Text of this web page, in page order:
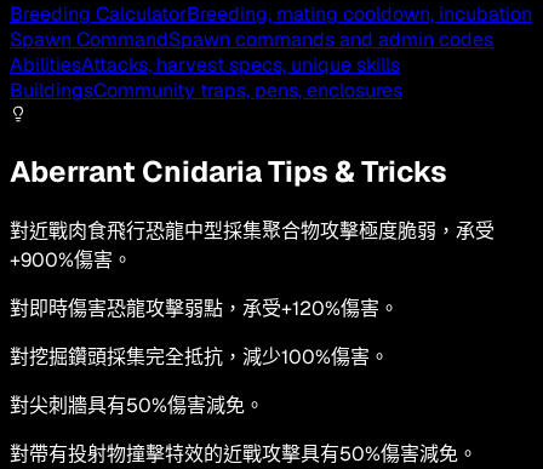
Breeding CalculatorBreeding, mating cooldown, incubation
Spawn CommandSpawn commands and admin codes
AbilitiesAttacks, harvest specs, unique skills
BuildingsCommunity traps, pens, enclosures
Aberrant Cnidaria Tips & Tricks
對近戰肉食飛行恐龍中型採集聚合物攻擊極度脆弱，承受
+900%傷害。
對即時傷害恐龍攻擊弱點，承受+120%傷害。
對挖掘鑽頭採集完全抵抗，減少100%傷害。
對尖刺牆具有50%傷害減免。
對帶有投射物撞擊特效的近戰攻擊具有50%傷害減免。